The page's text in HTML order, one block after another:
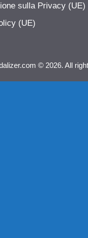
sulla Privacy (UE)
(UE)
© 2026. All